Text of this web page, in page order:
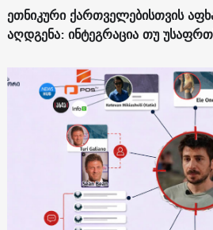
ეთნიკური ქართველებისთვის
აღდგენა: ინტეგრაცია თუ